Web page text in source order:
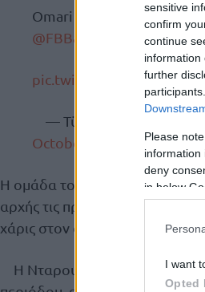
sensitive
confirm
continue
information
further
Please
information
deny
in below
I want
Opted
Omari Moore, mesafe
@FBBasketbol
pic.twitter.com/
— Türkiye Sigorta
October 27, 2024
Η ομάδα του Σαρούνας
αρχής τις προθέσεις της,
χάρις στον συγκλονιστικό
Η Νταρουσάφακα είχε από